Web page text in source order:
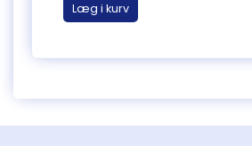
Læg i kurv